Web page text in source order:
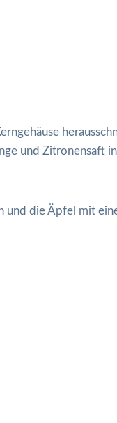
und Zitronensaft
und die Äpfel mit